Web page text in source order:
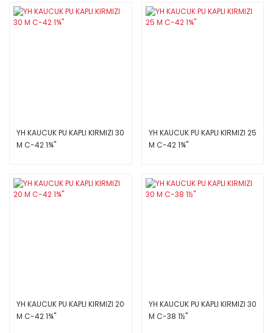
YH KAUCUK PU KAPLI KIRMIZI 30
M C-42 1¾''
YH KAUCUK PU KAPLI KIRMIZI 25
M C-42 1¾''
YH KAUCUK PU KAPLI KIRMIZI 20
M C-42 1¾''
YH KAUCUK PU KAPLI KIRMIZI 30
M C-38 1½''